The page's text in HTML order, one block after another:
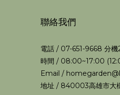
聯絡我們
電話 / 07-651-9668 分
時間 / 08:00~17:00
Email /
地址 / 840003高雄市大